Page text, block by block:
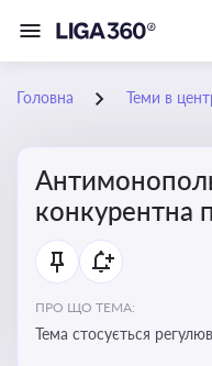
Головна Теми в
конкурентна
ПРО ЩО ТЕМА:
Тема стосується